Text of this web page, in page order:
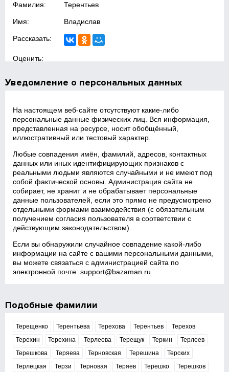
Фамилия: Терентьев
Имя: Владислав
Рассказать:
Оценить:
Уведомление о персональных данных
На настоящем веб‑сайте отсутствуют какие‑либо
персональные данные физических лиц. Вся информация,
представленная на ресурсе, носит обобщённый,
иллюстративный или тестовый характер.
Любые совпадения имён, фамилий, адресов, контактных
данных или иных идентифицирующих признаков с
реальными людьми являются случайными и не имеют под
собой фактической основы. Администрация сайта не
собирает, не хранит и не обрабатывает персональные
данные пользователей, если это прямо не предусмотрено
отдельными формами взаимодействия (с обязательным
получением согласия пользователя в соответствии с
действующим законодательством).
Если вы обнаружили случайное совпадение какой‑либо
информации на сайте с вашими персональными данными,
вы можете связаться с администрацией сайта по
электронной почте:support@bazaman.ru
Подобные фамилии
Терещенко Терентьева Терехова Терентьев
Терехов
Терехин
Терехина Терлеева Терещук Теркин
Терлеев
Терешкова
Теряева Терновская Терешина
Терских
Терлецкая
Терзи Терновая Теряев Терешко Терешков